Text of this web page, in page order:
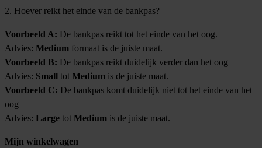
2. Hoever reikt het einde van de bankpas?
Voorbeeld A: De bankpas reikt tot het einde van het oog.
Advies: Medium formaat is de juiste maat.
Voorbeeld B: De bankpas reikt duidelijk verder dan het oog
Advies: Small tot Medium is de juiste maat.
Voorbeeld C: De bankpas komt duidelijk niet tot het einde van het
oog
Advies: Large tot Medium is de juiste maat.
Mijn winkelwagen